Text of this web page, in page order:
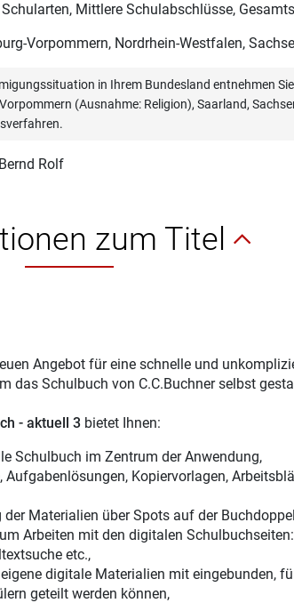
Mittlere Schulabschlüsse,
Vorpommern, Nordrhein-Westfalen,
in Ihrem Bundesland entnehmen
(Ausnahme: Religion), Saarland,
Rolf
zum Titel
Angebot für eine schnelle und
das Schulbuch von C.C.Buchner selbst
- aktuell 3bietet Ihnen:
Schulbuch im Zentrum der Anwendung,
Aufgabenlösungen, Kopiervorlagen,
Materialien über Spots auf der
Arbeiten mit den digitalen
etc.,
digitale Materialien mit eingebunden,
geteilt werden können,